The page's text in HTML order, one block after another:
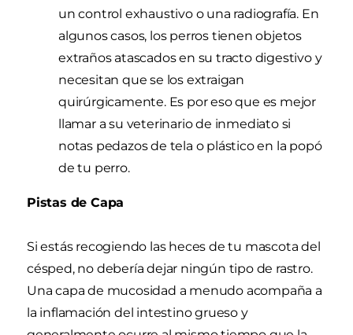
un control exhaustivo o una radiografía. En
algunos casos, los perros tienen objetos
extraños atascados en su tracto digestivo y
necesitan que se los extraigan
quirúrgicamente. Es por eso que es mejor
llamar a su veterinario de inmediato si
notas pedazos de tela o plástico en la popó
de tu perro.
Pistas de Capa
Si estás recogiendo las heces de tu mascota del
césped, no debería dejar ningún tipo de rastro.
Una capa de mucosidad a menudo acompaña a
la inflamación del intestino grueso y